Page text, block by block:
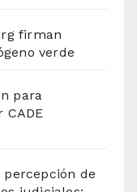
firman
verde
para
CADE
de